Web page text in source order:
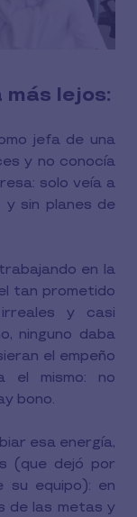
lejos:
jefa de una
y no conocía
solo veía a
sin planes de
en la
tan prometido
y casi
ninguno daba
el empeño
el mismo: no
bono.
esa energía,
(que dejó por
equipo): en
de las metas y